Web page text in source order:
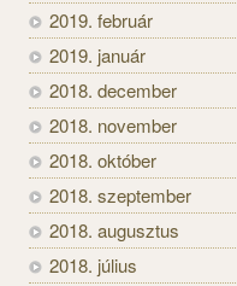
2019. február
2019. január
2018. december
2018. november
2018. október
2018. szeptember
2018. augusztus
2018. július